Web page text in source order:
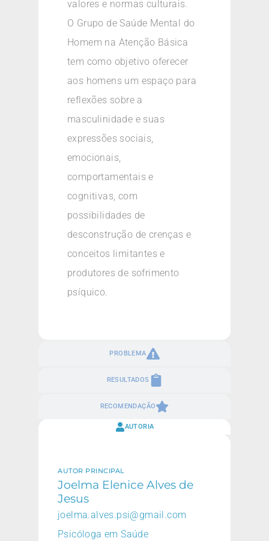
PROBLEMA
RESULTADOS
RECOMENDAÇÃO
valores e normas culturais.
O Grupo de Saúde Mental do
Homem na Atenção Básica
tem como objetivo oferecer
aos homens um espaço para
reflexões sobre a
masculinidade e suas
expressões sociais,
emocionais,
comportamentais e
cognitivas, com
possibilidades de
desconstrução de crenças e
conceitos limitantes e
produtores de sofrimento
psíquico.
AUTORIA
AUTOR PRINCIPAL
Joelma Elenice Alves de
Jesus
joelma.alves.psi@gmail.com
Psicóloga em Saúde